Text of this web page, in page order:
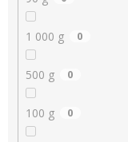
1 000 g 0
500 g 0
100 g 0